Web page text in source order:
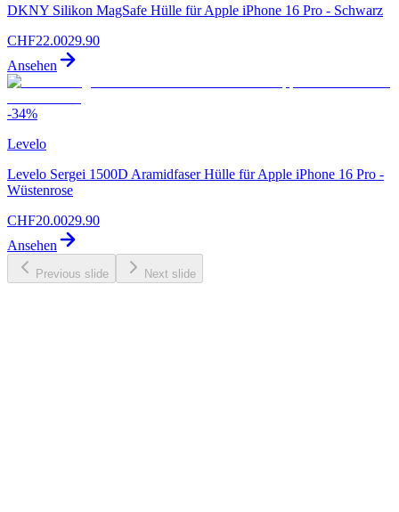
DKNY Silikon MagSafe Hülle für Apple iPhone 16 Pro - Schwarz
CHF22.0029.90
Ansehen
-34%
Levelo
Levelo Sergei 1500D Aramidfaser Hülle für Apple iPhone 16 Pro -
Wüstenrose
CHF20.0029.90
Ansehen
Previous slide Next slide